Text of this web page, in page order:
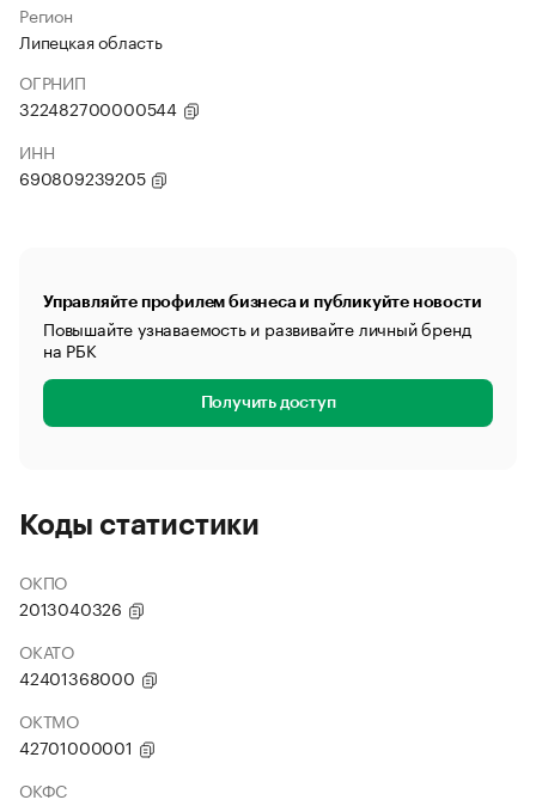
Регион
Липецкая область
ОГРНИП
322482700000544
ИНН
690809239205
Управляйте профилем бизнеса и публикуйте новости
Повышайте узнаваемость и развивайте личный бренд
на РБК
Получить доступ
Коды статистики
ОКПО
2013040326
ОКАТО
42401368000
ОКТМО
42701000001
ОКФС